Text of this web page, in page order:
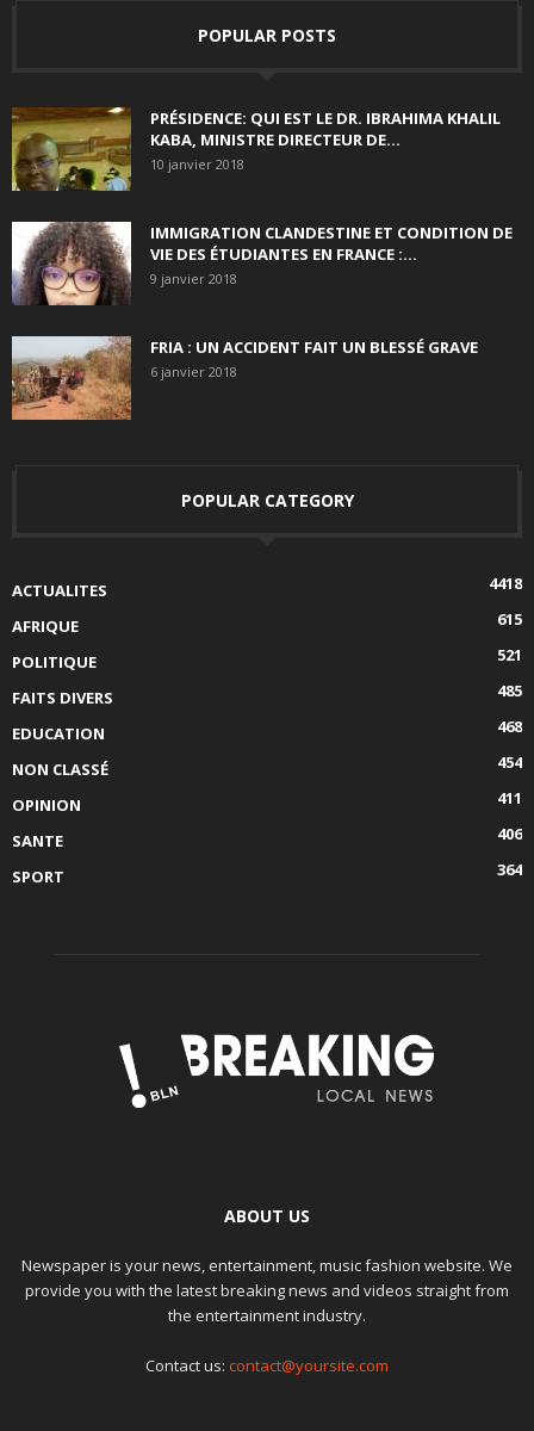
POPULAR POSTS
PRÉSIDENCE: QUI EST LE DR. IBRAHIMA KHALIL
KABA, MINISTRE DIRECTEUR DE...
10 janvier 2018
IMMIGRATION CLANDESTINE ET CONDITION DE
VIE DES ÉTUDIANTES EN FRANCE :...
9 janvier 2018
FRIA : UN ACCIDENT FAIT UN BLESSÉ GRAVE
6 janvier 2018
POPULAR CATEGORY
ACTUALITES
4418
AFRIQUE
615
POLITIQUE
521
FAITS DIVERS
485
EDUCATION
468
NON CLASSÉ
454
OPINION
411
SANTE
406
SPORT
364
ABOUT US
Newspaper is your news, entertainment, music fashion website. We
provide you with the latest breaking news and videos straight from
the entertainment industry.
Contact us: contact@yoursite.com